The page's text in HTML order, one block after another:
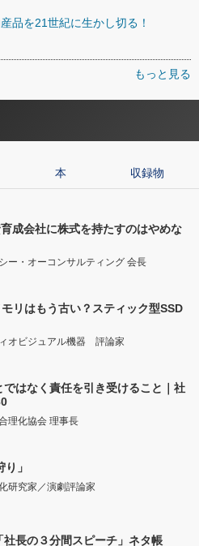
品を21世紀に生かし切る！
もっと見る
本 収録物
成会社に株式を持たすのはやめな
ー・オーコンサルティング 会長
リはもう古い？スティック型SSD
オビジュアル機器 評論家
ではなく責任を引き受けること｜社
理化協会 理事長
」
研究家／演劇評論家
社長の３分間スピーチ」ネタ帳